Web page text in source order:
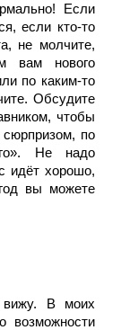
Если
если кто-то
не молчите,
вам нового
по каким-то
Обсудите
чтобы
по
Не надо
идёт хорошо,
вы можете
вижу. В моих
возможности